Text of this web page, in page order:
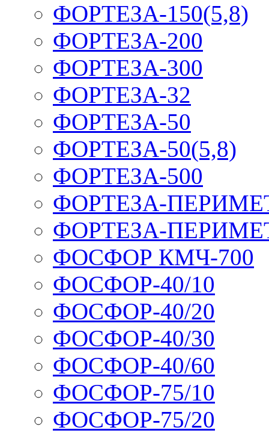
ФОРТЕЗА-150(5,8)
ФОРТЕЗА-200
ФОРТЕЗА-300
ФОРТЕЗА-32
ФОРТЕЗА-50
ФОРТЕЗА-50(5,8)
ФОРТЕЗА-500
ФОРТЕЗА-
ФОРТЕЗА-
ФОСФОР КМЧ-700
ФОСФОР-40/10
ФОСФОР-40/20
ФОСФОР-40/30
ФОСФОР-40/60
ФОСФОР-75/10
ФОСФОР-75/20